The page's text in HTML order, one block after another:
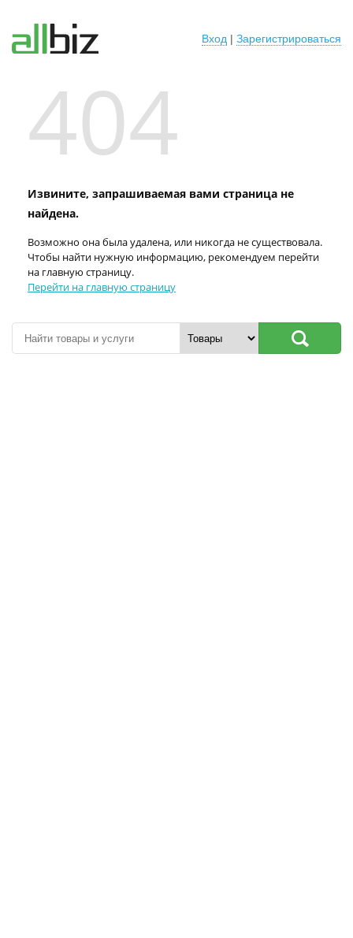
Вход | Зарегистрироваться
404
Извините, запрашиваемая вами страница не
найдена.
Возможно она была удалена, или никогда не существовала.
Чтобы найти нужную информацию, рекомендуем перейти
на главную страницу.
Перейти на главную страницу